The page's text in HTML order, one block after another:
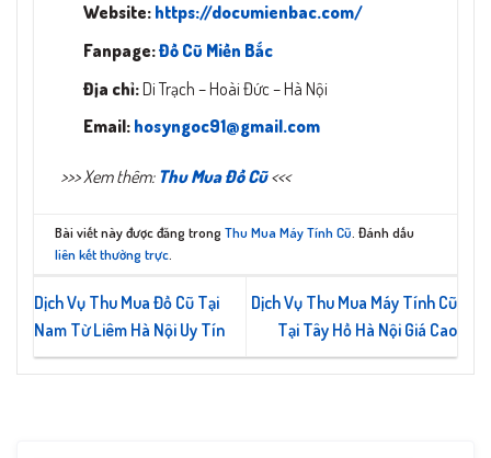
Website: https://documienbac.com/
Fanpage:Đồ Cũ Miền Bắc
Địa chỉ:Di Trạch – Hoài Đức – Hà Nội
Email: hosyngoc91@gmail.com
>>> Xem thêm: Thu Mua Đồ Cũ<<<
Bài viết này được đăng trongThu Mua Máy Tính Cũ . Đánh dấu
liên kết thường trực
Dịch Vụ Thu Mua Đồ Cũ Tại
Nam Từ Liêm Hà Nội Uy Tín
Dịch Vụ Thu Mua Máy Tính Cũ
Tại Tây Hồ Hà Nội Giá Cao